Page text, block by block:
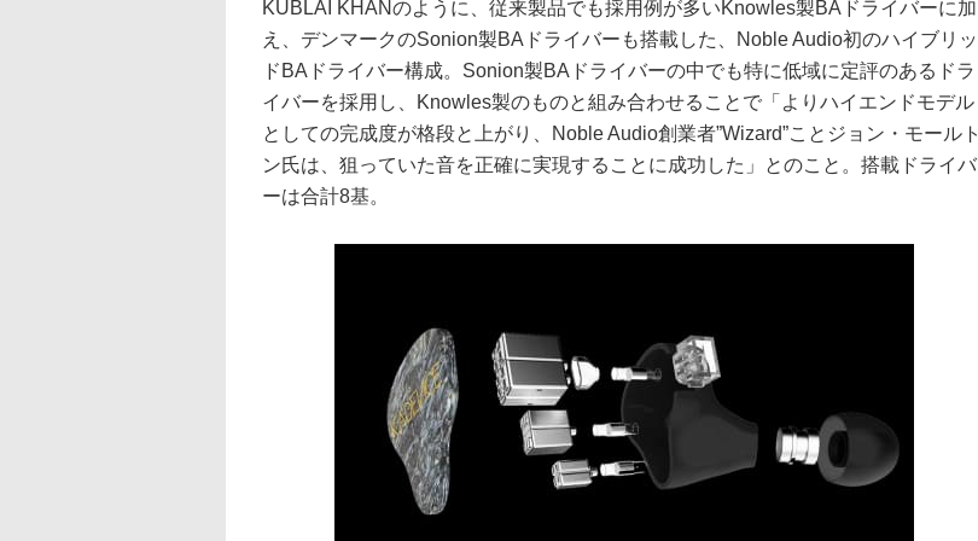
KUBLAI KHANのように、従来製品でも採用例が多いKnowles製BAドライバーに加
え、デンマークのSonion製BAドライバーも搭載した、Noble Audio初のハイブリッ
ドBAドライバー構成。Sonion製BAドライバーの中でも特に低域に定評のあるドラ
イバーを採用し、Knowles製のものと組み合わせることで「よりハイエンドモデル
としての完成度が格段と上がり、Noble Audio創業者”Wizard”ことジョン・モールト
ン氏は、狙っていた音を正確に実現することに成功した」とのこと。搭載ドライバ
ーは合計8基。